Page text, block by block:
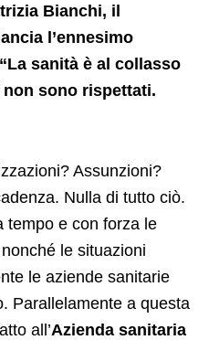
Bianchi, il
l’ennesimo
sanità è al collasso
sono rispettati.
Assunzioni?
Nulla di tutto ciò.
tempo e con forza le
le situazioni
le aziende sanitarie
Parallelamente a questa
all’Azienda sanitaria